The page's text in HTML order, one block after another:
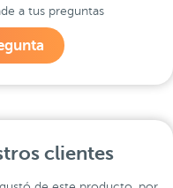
a tus preguntas
clientes